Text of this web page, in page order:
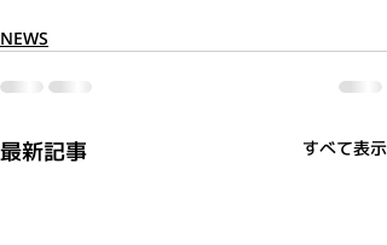
NEWS
最新記事 すべて表示